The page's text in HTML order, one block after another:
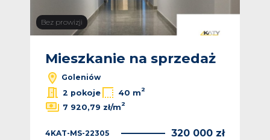
Bez prowizji
Mieszkanie na sprzedaż
Goleniów
2 pokoje
40 m2
7 920,79 zł/m2
4KAT-MS-22305 320 000 zł